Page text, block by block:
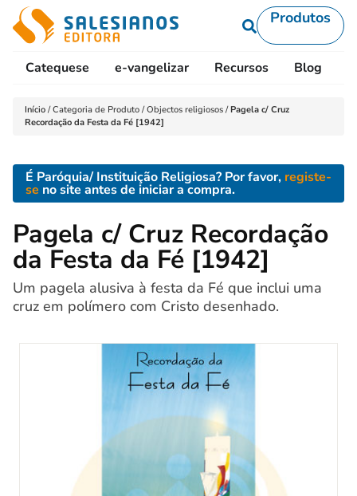
Produtos
Catequese e-vangelizar Recursos Blog
Início /Categoria de Produto /Objectos religiosos /Pagela c/ Cruz
Recordação da Festa da Fé [1942]
É Paróquia/ Instituição Religiosa? Por favor, registe-
se no site antes de iniciar a compra.
Pagela c/ Cruz Recordação
da Festa da Fé [1942]
Um pagela alusiva à festa da Fé que inclui uma
cruz em polímero com Cristo desenhado.